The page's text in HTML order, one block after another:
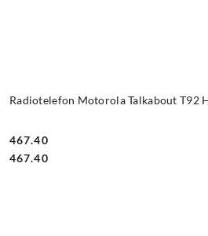
Radiotelefon Motorola Talkabout T92
Cena:
467.40
Cena:
467.40